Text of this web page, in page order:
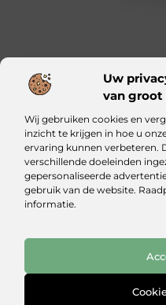
Uw
van groot
Wij gebruiken cookies en
inzicht te krijgen in hoe u
ervaring kunnen verbeteren.
verschillende doeleinden
gepersonaliseerde
gebruik van de website.
informatie.
Main Links
Iztougoud.be:
Blogs vol